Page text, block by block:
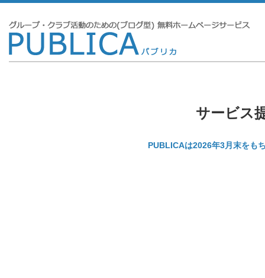
サービス
PUBLICAは2026年3月末をも